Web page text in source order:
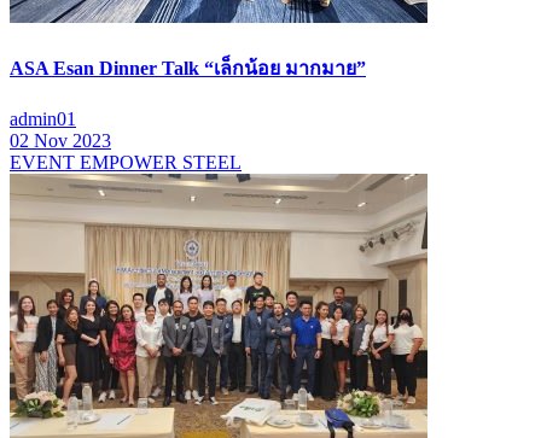
ASA Esan Dinner Talk “เล็กน้อย มากมาย”
admin01
02 Nov 2023
EVENT EMPOWER STEEL